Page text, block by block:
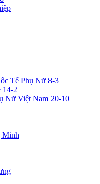
Tế Phụ Nữ 8-3
14-2
Nữ Việt Nam 20-10
Minh